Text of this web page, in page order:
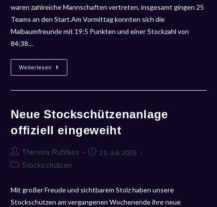
waren zahlreiche Mannschaften vertreten, insgesamt gingen 25
Teams an den Start.Am Vormittag konnten sich die
Maibaumfreunde mit 19:5 Punkten und einer Stockzahl von
84:38…
Weiterlesen
Neue Stockschützenanlage
offiziell eingeweiht
Theresa Ruhfass
21. Juli 2025
Stockschützen
Mit großer Freude und sichtbarem Stolz haben unsere
Stockschützen am vergangenen Wochenende ihre neue